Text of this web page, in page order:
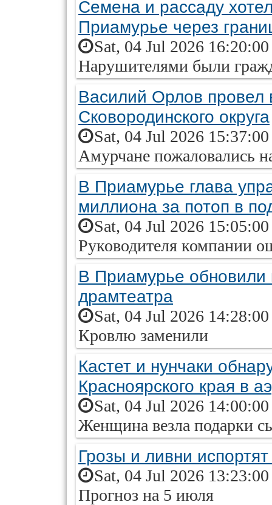
Семена и рассаду
Приамурье через
Sat, 04 Jul 2026
Нарушителями были
Василий Орлов провел
Сковородинского округа
Sat, 04 Jul 2026
Амурчане пожаловались
В Приамурье глава
миллиона за потоп в
Sat, 04 Jul 2026
Руководителя компании
В Приамурье обновили
драмтеатра
Sat, 04 Jul 2026
Кровлю заменили
Кастет и нунчаки
Красноярского края в
Sat, 04 Jul 2026
Женщина везла подарки
Грозы и ливни
Sat, 04 Jul 2026
Прогноз на 5 июля